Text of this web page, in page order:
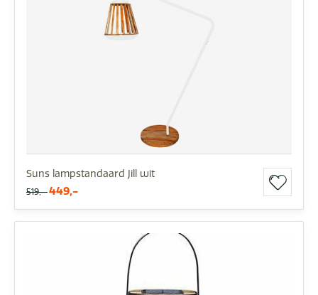
Suns lampstandaard Jill wit
519,- 449,-